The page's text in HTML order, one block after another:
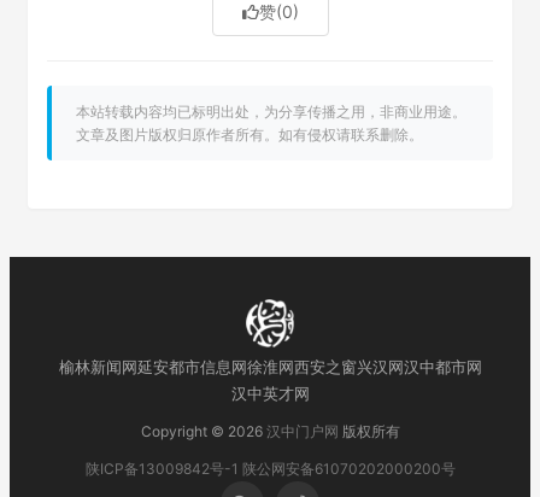
赞(0)
本站转载内容均已标明出处，为分享传播之用，非商业用途。
文章及图片版权归原作者所有。如有侵权请联系删除。
榆林新闻网延安都市信息网徐淮网西安之窗兴汉网汉中都市网
汉中英才网
Copyright © 2026 汉中门户网 版权所有
陕ICP备13009842号-1 陕公网安备61070202000200号